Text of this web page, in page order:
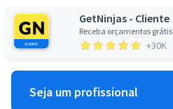
GetNinjas - Cliente
Receba orçamentos grátis
+30K
Seja um profissional